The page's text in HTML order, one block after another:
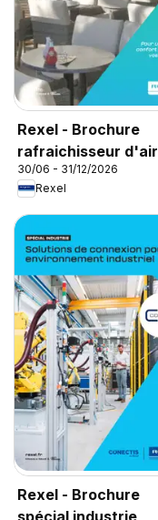
Rexel - Brochure
rafraichisseur d'air
30/06 - 31/12/2026
Rexel
Rexel - Brochure
spécial industrie